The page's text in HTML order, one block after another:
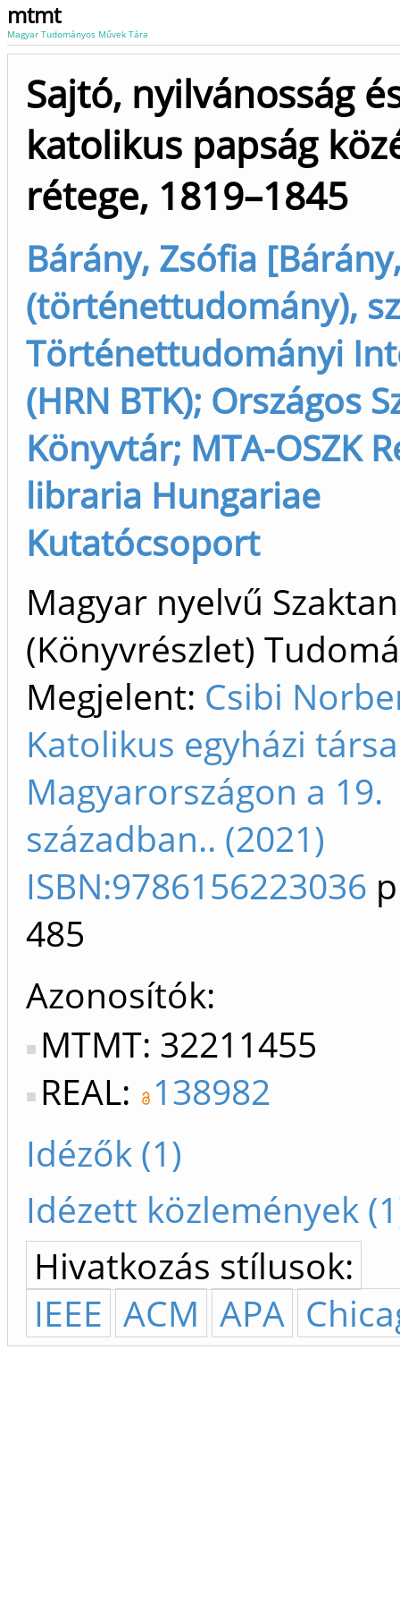
mtmt
Magyar Tudományos Művek Tára
Sajtó, nyilvánosság
katolikus papság
rétege, 1819–1845
Bárány, Zsófia
(történettudomány),
Történettudományi
(HRN BTK); Országos
Könyvtár; MTA-OSZK
libraria Hungariae
Kutatócsoport
Magyar nyelvű
(Könyvrészlet)
Megjelent: Csibi
Katolikus egyházi
Magyarországon a 19.
században.. (2021)
ISBN:9786156223036
485
Azonosítók
MTMT: 32211455
REAL: 138982
Idézők (1)
Idézett közlemények
Hivatkozás stílusok:
IEEE ACM APA